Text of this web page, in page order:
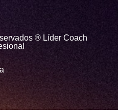
® Líder Coach